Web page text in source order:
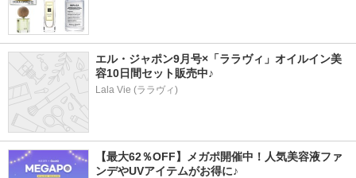
エル・ジャポン9月号×「ララヴィ」オイルイン美
容10日間セット販売中♪
Lala Vie (ララヴィ)
【最大62％OFF】メガポ開催中！人気美容液ファ
ンデやUVアイテムがお得に♪